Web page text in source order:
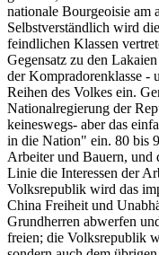
nationale Bourgeoisie am
Selbstverständlich wird
feindlichen Klassen
Gegensatz zu den
der Kompradorenklasse -
Reihen des Volkes ein.
Nationalregierung der
keineswegs- aber das
in die Nation" ein. 80 bis
Arbeiter und Bauern, und
Linie die Interessen der
Volksrepublik wird das
China Freiheit und
Grundherren abwerfen
freien; die Volksrepublik